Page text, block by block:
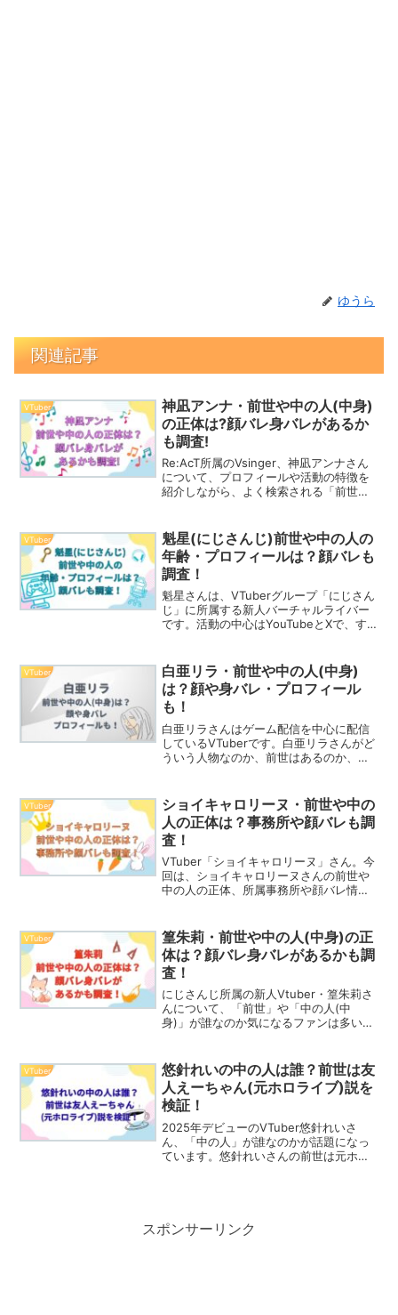
ゆうら
関連記事
VTuber
神凪アンナ・前世や中の人(中身)
の正体は?顔バレ身バレがあるか
も調査!
Re:AcT所属のVsinger、神凪アンナさん
について、プロフィールや活動の特徴を
紹介しながら、よく検索される「前世」
デラー（パパ）の情報、をまとめていま
す。神凪アンナさんを詳しく知りたい方
はどうぞご覧ください。
VTuber
魁星(にじさんじ)前世や中の人の
年齢・プロフィールは？顔バレも
調査！
魁星さんは、VTuberグループ「にじさん
じ」に所属する新人バーチャルライバー
です。活動の中心はYouTubeとXで、す
成しており、事務所からの期待も大きい
新人だと...
VTuber
白亜リラ・前世や中の人(中身)
は？顔や身バレ・プロフィール
も！
白亜リラさんはゲーム配信を中心に配信
しているVTuberです。白亜リラさんがど
ういう人物なのか、前世はあるのか、中
リラさんを手がけたママなどについて
も、少し触れていきます。
VTuber
ショイキャロリーヌ・前世や中の
人の正体は？事務所や顔バレも調
査！
VTuber「ショイキャロリーヌ」さん。今
回は、ショイキャロリーヌさんの前世や
中の人の正体、所属事務所や顔バレ情報
熱い反応についても触れ、ショイキャロ
リーヌさんの全貌を解き明かします。
VTuber
篁朱莉・前世や中の人(中身)の正
体は？顔バレ身バレがあるかも調
査！
にじさんじ所属の新人Vtuber・篁朱莉さ
んについて、「前世」や「中の人(中
身)」が誰なのか気になるファンは多いよ
レの有無について調査しました。噂や考
察を整理しながら、その魅力にも迫って
いきます。
VTuber
悠針れいの中の人は誰？前世は友
人えーちゃん(元ホロライブ)説を
検証！
2025年デビューのVTuber悠針れいさ
ん、「中の人」が誰なのかが話題になっ
ています。悠針れいさんの前世は元ホロ
詳しく検証し、その魅力に迫ります。
スポンサーリンク